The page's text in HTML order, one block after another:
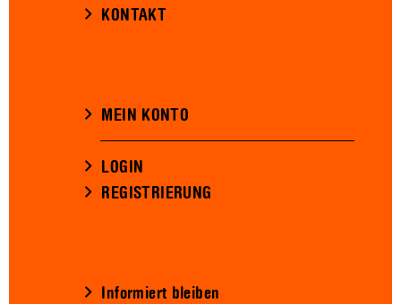
KONTAKT
MEIN KONTO
LOGIN
REGISTRIERUNG
Informiert bleiben